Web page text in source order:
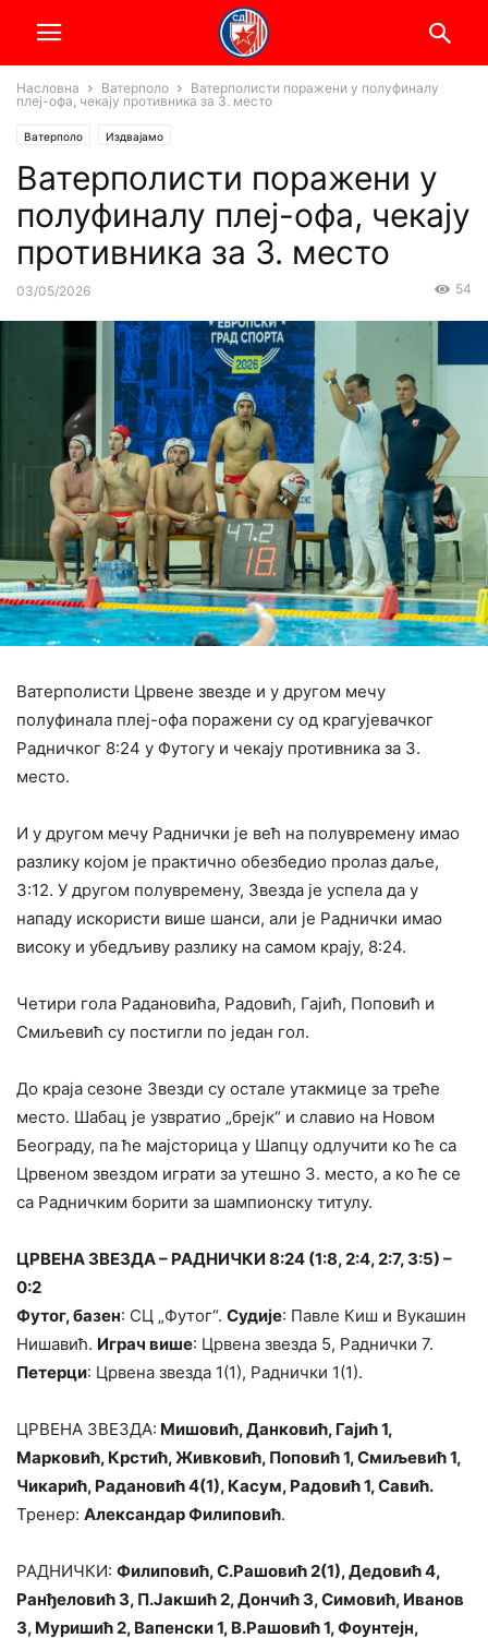
Насловна Ватерполо
Ватерполисти поражени у полуфиналу
плеј-офа, чекају противника за 3. место
Ватерполо Издвајамо
Ватерполисти поражени у
полуфиналу плеј-офа, чекају
противника за 3. место
03/05/2026 54
Ватерполисти Црвене звезде и у другом мечу
полуфинала плеј-офа поражени су од крагујевачког
Радничког 8:24 у Футогу и чекају противника за 3.
место.
И у другом мечу Раднички је већ на полувремену имао
разлику којом је практично обезбедио пролаз даље,
3:12. У другом полувремену, Звезда је успела да у
нападу искористи више шанси, али је Раднички имао
високу и убедљиву разлику на самом крају, 8:24.
Четири гола Радановића, Радовић, Гајић, Поповић и
Смиљевић су постигли по један гол.
До краја сезоне Звезди су остале утакмице за треће
место. Шабац је узвратио „брејк“ и славио на Новом
Београду, па ће мајсторица у Шапцу одлучити ко ће са
Црвеном звездом играти за утешно 3. место, а ко ће се
са Радничким борити за шампионску титулу.
ЦРВЕНА ЗВЕЗДА – РАДНИЧКИ 8:24 (1:8, 2:4, 2:7, 3:5) –
0:2
Футог, базен: СЦ „Футог“. Судије: Павле Киш и Вукашин
Нишавић. Играч више: Црвена звезда 5, Раднички 7.
Петерци: Црвена звезда 1(1), Раднички 1(1).
ЦРВЕНА ЗВЕЗДА: Мишовић, Данковић, Гајић 1,
Марковић, Крстић, Живковић, Поповић 1, Смиљевић 1,
Чикарић, Радановић 4(1), Касум, Радовић 1, Савић.
Тренер: Александар Филиповић.
РАДНИЧКИ: Филиповић, С.Рашовић 2(1), Дедовић 4,
Ранђеловић 3, П.Јакшић 2, Дончић 3, Симовић, Иванов
3, Муришић 2, Вапенски 1, В.Рашовић 1, Фоунтејн,